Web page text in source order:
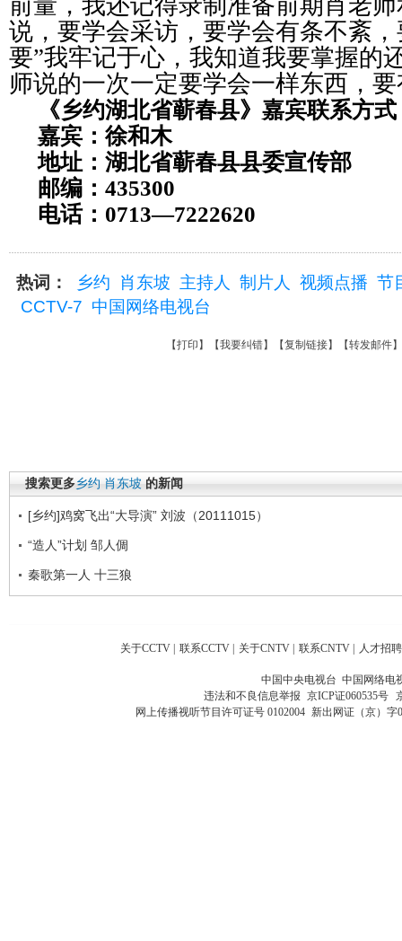
前量，我还记得录制准备前期肖老
说，要学会采访，要学会有条不紊
要”我牢记于心，我知道我要掌握的
师说的一次一定要学会一样东西，
《乡约湖北省蕲春县》嘉宾联系方式
嘉宾：徐和木
地址： 湖北省蕲春县县委宣传部
邮编： 435300
电话： 0713—7222620
热词： 乡约 肖东坡 主持人 制片人 视频点播 节
CCTV-7 中国网络电视台
【打印 】【我要纠错】【复制链接】【转发邮件
搜索更多乡约 肖东坡 的新闻
[乡约]鸡窝飞出“大导演” 刘波（20111015）
“造人”计划 邹人倜
秦歌第一人 十三狼
关于CCTV 联系CCTV 关于CNTV 联系CNTV 人才招聘
中国中央电视台 中国网络电
违法和不良信息举报 京ICP证060535号
网上传播视听节目许可证号 0102004 新出网证（京）